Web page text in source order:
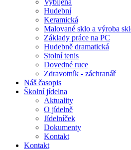
Vybíjená
Hudební
Keramická
Malované sklo a výroba
Základy práce na PC
Hudebně dramatická
Stolní tenis
Dovedné ruce
Zdravotník - záchranář
Náš časopis
Školní jídelna
Aktuality
O jídelně
Jídelníček
Dokumenty
Kontakt
Kontakt